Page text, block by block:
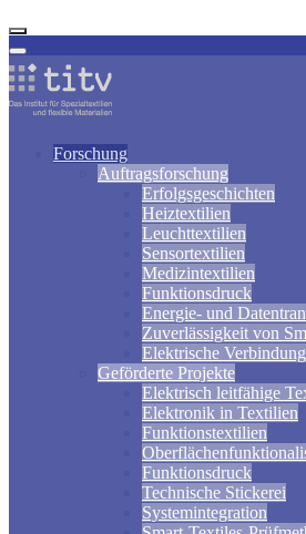
Forschung
Auftragsforschung
Erfolgsgeschichten
Heiztextilien
Leuchttextilien
Sensortextilien
Medizintextilien
Funktionsdruck
Energie- und
Zuverlässigkeit von
Elektrische
Geförderte Projekte
Elektrisch leitfähige
Elektronik in Textilien
Funktionstextilien
Funktionsdruck
Technische Stickerei
Systemintegration